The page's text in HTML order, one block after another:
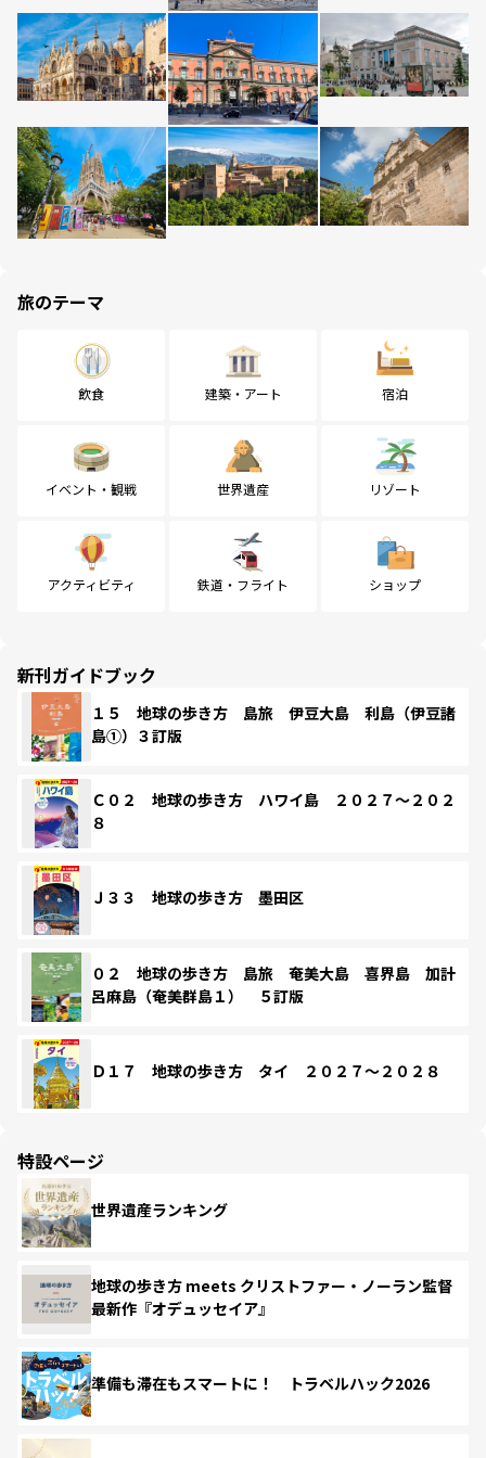
旅のテーマ
飲食 建築・アート 宿泊
イベント・観戦 世界遺産 リゾート
アクティビティ 鉄道・フライト ショップ
新刊ガイドブック
１５ 地球の歩き方 島旅 伊豆大島 利島（伊豆諸
島①）３訂版
Ｃ０２ 地球の歩き方 ハワイ島 ２０２７～２０２
８
Ｊ３３ 地球の歩き方 墨田区
０２ 地球の歩き方 島旅 奄美大島 喜界島 加計
呂麻島（奄美群島１） ５訂版
Ｄ１７ 地球の歩き方 タイ ２０２７～２０２８
特設ページ
世界遺産ランキング
地球の歩き方 meets クリストファー・ノーラン監督
最新作『オデュッセイア』
準備も滞在もスマートに！ トラベルハック2026